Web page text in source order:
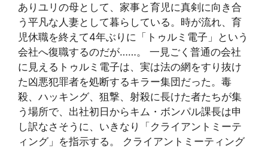
ありユリの母として、家事と育児に真剣に向き合
う平凡な人妻として暮らしている。時が流れ、育
児休職を終えて4年ぶりに「トゥルミ電子」という
会社へ復職するのだが……。 一見ごく普通の会社
に見えるトゥルミ電子は、実は法の網をすり抜け
た凶悪犯罪者を処断するキラー集団だった。毒
殺、ハッキング、狙撃、射殺に長けた者たちが集
う場所で、出社初日からキム・ボンパル課長は申
し訳なさそうに、いきなり「クライアントミーテ
ィング」を指示する。 クライアントミーティング